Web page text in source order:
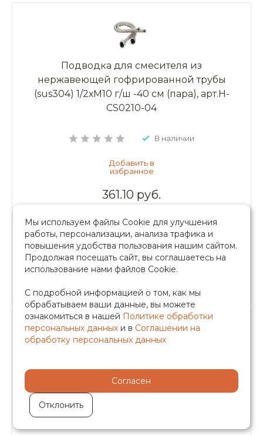
Подводка для смесителя из
нержавеющей гофрированной трубы
(sus304) 1/2хМ10 г/ш -40 см (пара), арт.H-
CS0210-04
В наличии
361.10 руб.
- +
в корзину
Подводка для смесителя из
нержавеющей гофрированной трубы
(sus304) 1/2хМ10 г/ш -50 см (пара), арт.H-
Мы используем файлы Cookie для улучшения
работы, персонализации, анализа трафика и
повышения удобства пользования нашим сайтом.
Продолжая посещать сайт, вы соглашаетесь на
использование нами файлов Cookie.
С подробной информацией о том, как мы
обрабатываем ваши данные, вы можете
ознакомиться в нашей Политике обработки
персональных данных и в Соглашении на
обработку персональных данных
Согласен
Отклонить